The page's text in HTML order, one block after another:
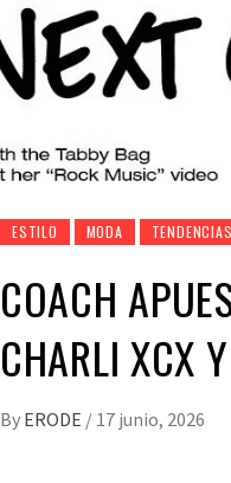
ESTILO MODA TENDENCIAS
COACH
CHARLI XCX
By ERODE / 17 junio, 2026